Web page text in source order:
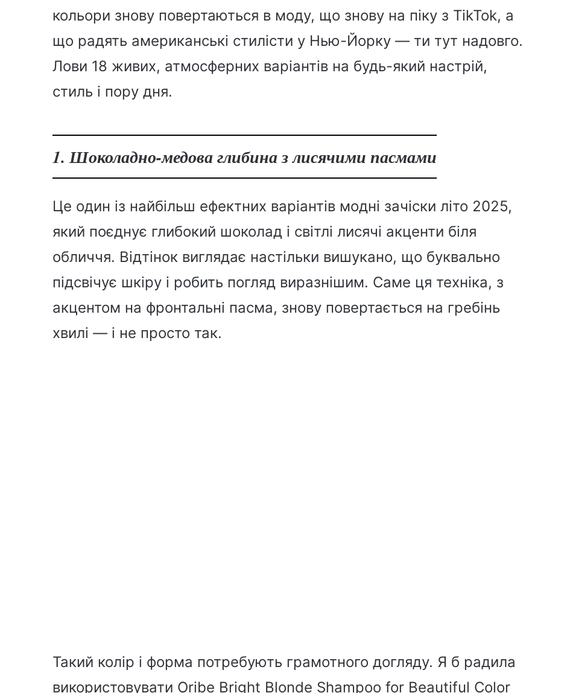
кольори знову повертаються в моду, що знову на піку з TikTok, а
що радять американські стилісти у Нью-Йорку — ти тут надовго.
Лови 18 живих, атмосферних варіантів на будь-який настрій,
стиль і пору дня.
1. Шоколадно-медова глибина з лисячими пасмами
Це один із найбільш ефектних варіантів модні зачіски літо 2025,
який поєднує глибокий шоколад і світлі лисячі акценти біля
обличчя. Відтінок виглядає настільки вишукано, що буквально
підсвічує шкіру і робить погляд виразнішим. Саме ця техніка, з
акцентом на фронтальні пасма, знову повертається на гребінь
хвилі — і не просто так.
Такий колір і форма потребують грамотного догляду. Я б радила
використовувати Oribe Bright Blonde Shampoo for Beautiful Color